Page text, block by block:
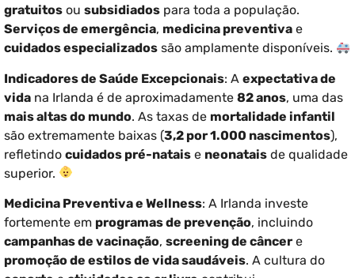
gratuitos ou subsidiados para toda a população.
Serviços de emergência, medicina preventiva e
cuidados especializados são amplamente disponíveis.
Indicadores de Saúde Excepcionais: A expectativa de
vida na Irlanda é de aproximadamente 82 anos, uma das
mais altas do mundo. As taxas de mortalidade infantil
são extremamente baixas (3,2 por 1.000 nascimentos),
refletindo cuidados pré-natais e neonatais de qualidade
superior.
Medicina Preventiva e Wellness: A Irlanda investe
fortemente em programas de prevenção, incluindo
campanhas de vacinação, screening de câncer e
promoção de estilos de vida saudáveis. A cultura do